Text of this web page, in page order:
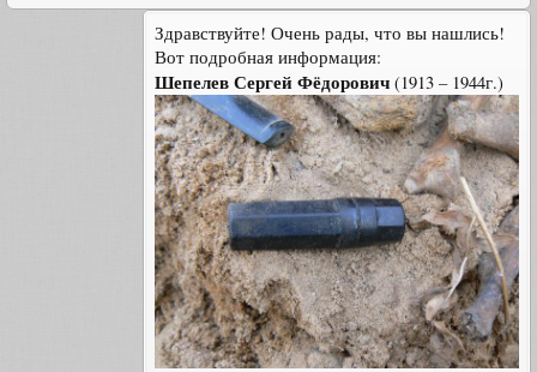
Здравствуйте! Очень рады, что вы нашлись!
Вот подробная информация:
Шепелев Сергей Фёдорович (1913 – 1944г.)